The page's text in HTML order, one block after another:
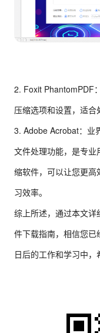
2. Foxit PhantomPDF
压缩选项和设置，适合
3. Adobe Acrobat：业
文件处理功能，是专
缩软件，可以让您更
习效率。
综上所述，通过本文
件下载指南，相信您
日后的工作和学习中，